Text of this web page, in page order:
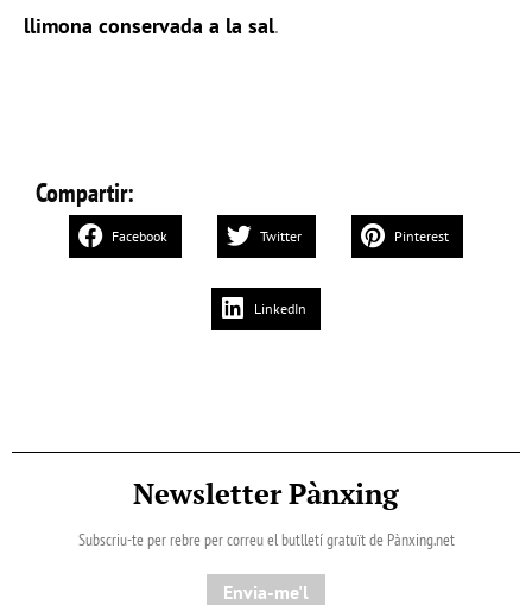
llimona conservada a la sal.
Compartir:
Facebook Twitter Pinterest
LinkedIn
Newsletter Pànxing
Subscriu-te per rebre per correu el butlletí gratuït de Pànxing.net​
Envia-me'l